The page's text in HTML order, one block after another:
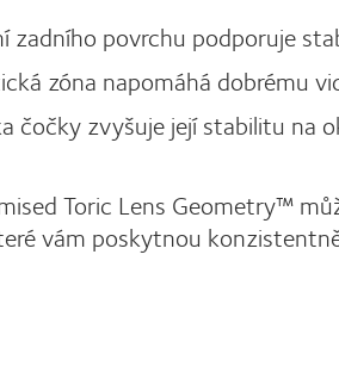
zadního povrchu podporuje
zóna napomáhá dobrému
čočky zvyšuje její stabilitu na
Toric Lens Geometry™
vám poskytnou